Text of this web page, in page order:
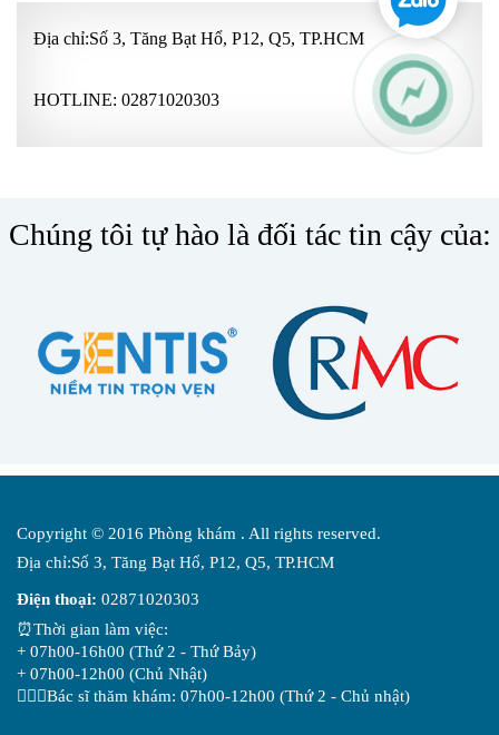
Địa chỉ:Số 3, Tăng Bạt Hổ, P12, Q5, TP.HCM
HOTLINE: 02871020303
Chúng tôi tự hào là đối tác tin cậy của:
Copyright © 2016 Phòng khám . All rights reserved.
Địa chỉ:Số 3, Tăng Bạt Hổ, P12, Q5, TP.HCM
Điện thoại: 02871020303
⏰Thời gian làm việc:
+ 07h00-16h00 (Thứ 2 - Thứ Bảy)
+ 07h00-12h00 (Chủ Nhật)
👨🏻‍⚕️Bác sĩ thăm khám: 07h00-12h00 (Thứ 2 - Chủ nhật)